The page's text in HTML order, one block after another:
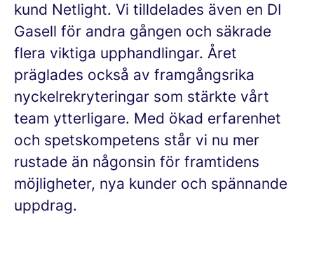
kund Netlight. Vi tilldelades även en DI
Gasell för andra gången och säkrade
flera viktiga upphandlingar. Året
präglades också av framgångsrika
nyckelrekryteringar som stärkte vårt
team ytterligare. Med ökad erfarenhet
och spetskompetens står vi nu mer
rustade än någonsin för framtidens
möjligheter, nya kunder och spännande
uppdrag.